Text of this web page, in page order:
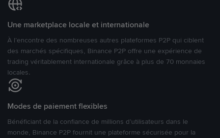
Une marketplace locale et internationale
À l’encontre des nombreuses autres plateformes P2P qui ciblent
des marchés spécifiques, Binance P2P offre une expérience de
trading véritablement internationale grâce à plus de 70 monnaies
locales.
Modes de paiement flexibles
Bénéficiant de la confiance de millions d’utilisateurs dans le
monde, Binance P2P fournit une plateforme sécurisée pour la